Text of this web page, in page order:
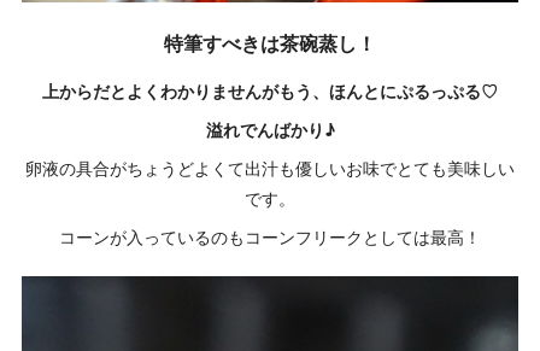
特筆すべきは茶碗蒸し！
上からだとよくわかりませんがもう、ほんとにぷるっぷる♡
溢れでんばかり♪
卵液の具合がちょうどよくて出汁も優しいお味でとても美味しい
です。
コーンが入っているのもコーンフリークとしては最高！